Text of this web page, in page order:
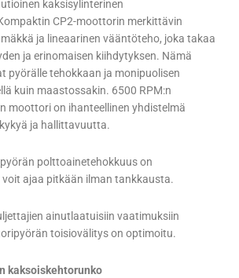
kaksisylinterinen
CP2-moottorin merkittävin
ja lineaarinen vääntöteho, joka takaa
ja erinomaisen kiihdytyksen. Nämä
pyörälle tehokkaan ja monipuolisen
kuin maastossakin. 6500 RPM:n
moottori on ihanteellinen yhdistelmä
ja hallittavuutta.
polttoainetehokkuus on
voit ajaa pitkään ilman tankkausta.
ainutlaatuisiin vaatimuksiin
toisiovälitys on optimoitu.
kaksoiskehtorunko